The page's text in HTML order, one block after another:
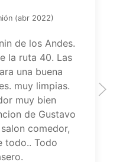
(abr 2022)
de los Andes.
la ruta 40. Las
una buena
muy limpias.
muy bien
de Gustavo
comedor,
todo.. Todo